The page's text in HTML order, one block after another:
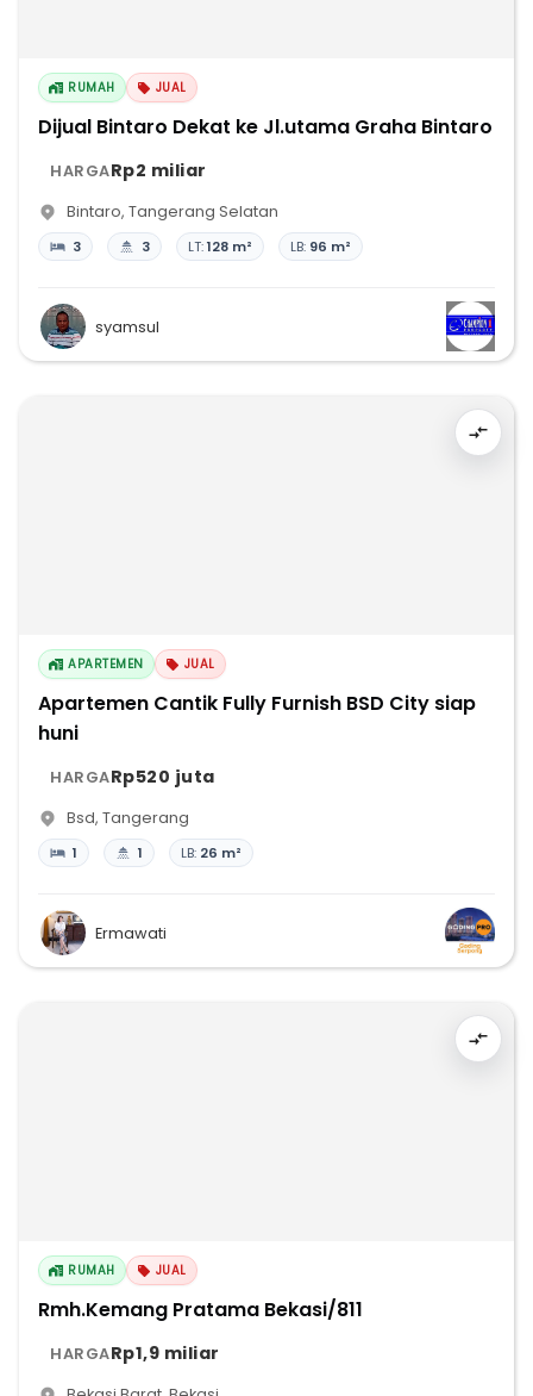
RUMAH JUAL
Dijual Bintaro Dekat ke Jl.utama Graha Bintaro
HARGARp2 miliar
Bintaro, Tangerang Selatan
3 3 LT:128 m² LB: 96 m²
syamsul
APARTEMEN JUAL
Apartemen Cantik Fully Furnish BSD City siap
huni
HARGARp520 juta
Bsd, Tangerang
1 1 LB: 26 m²
Ermawati
RUMAH JUAL
Rmh.Kemang Pratama Bekasi/811
HARGARp1,9 miliar